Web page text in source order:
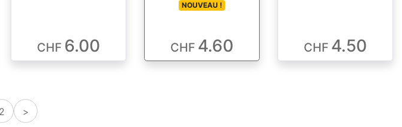
CHF 6.00
NOUVEAU !
CHF 4.60 CHF 4.50
2 >